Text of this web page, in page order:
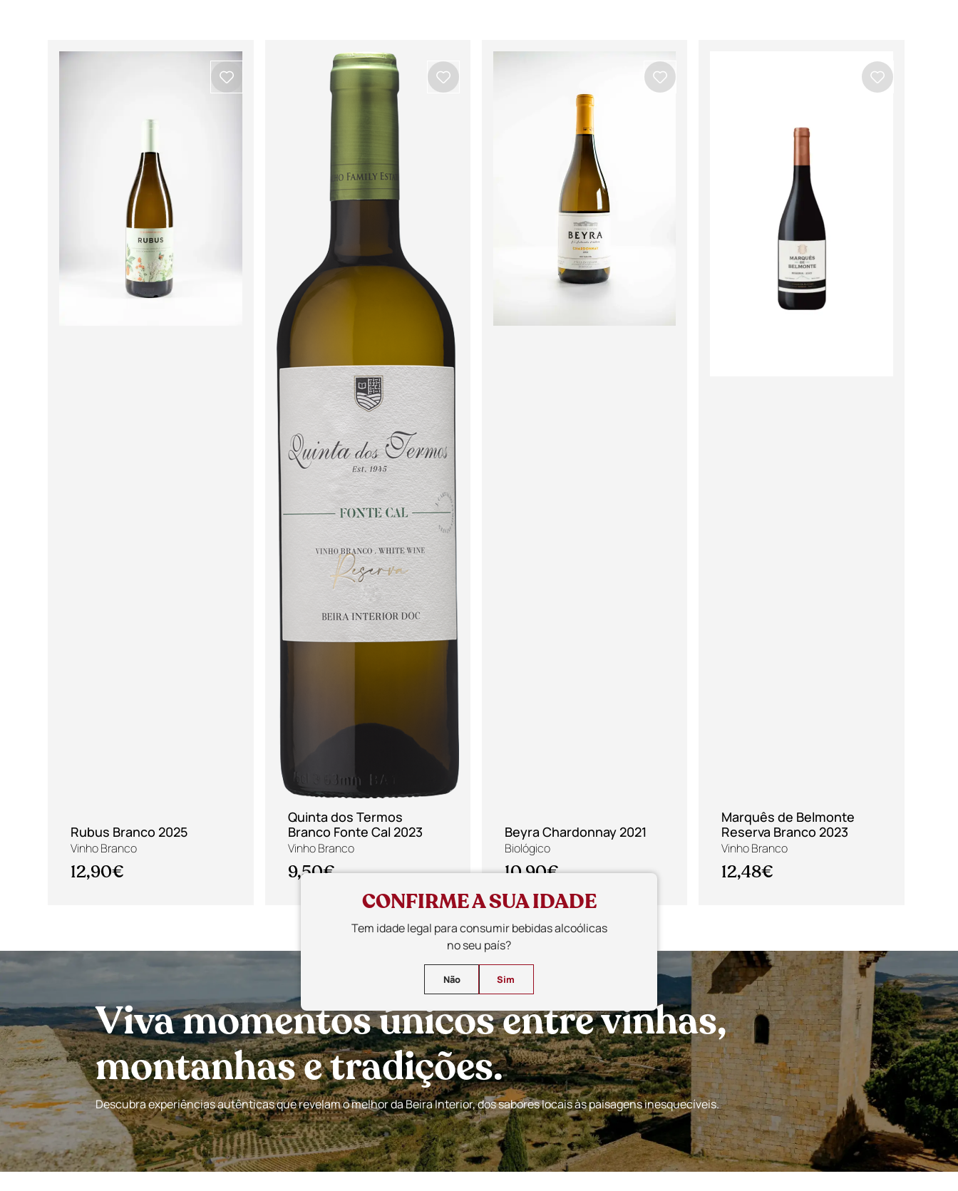
Rubus Branco 2025
Vinho Branco
12,90€
Quinta dos Termos
Branco Fonte Cal 2023
Vinho Branco
9,50€
Beyra Chardonnay 2021
Biológico
10,90€
Marquês de Belmonte
Reserva Branco 2023
Vinho Branco
12,48€
Viva momentos únicos entre vinhas,
montanhas e tradições.
Descubra experiências autênticas que revelam o melhor da Beira Interior, dos sabores locais às paisagens inesquecíveis.
CONFIRME A SUA IDADE
Tem idade legal para consumir bebidas alcoólicas
no seu país?
Não Sim